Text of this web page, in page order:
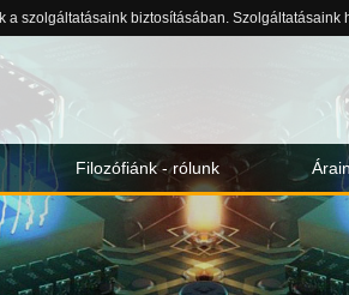
a szolgáltatásaink biztosításában.
Filozófiánk - rólunk